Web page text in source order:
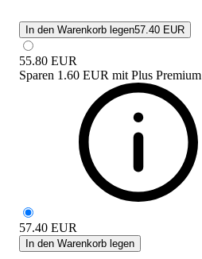
In den Warenkorb legen57.40 EUR
55.80 EUR
Sparen 1.60 EUR mit Plus Premium
57.40 EUR
In den Warenkorb legen